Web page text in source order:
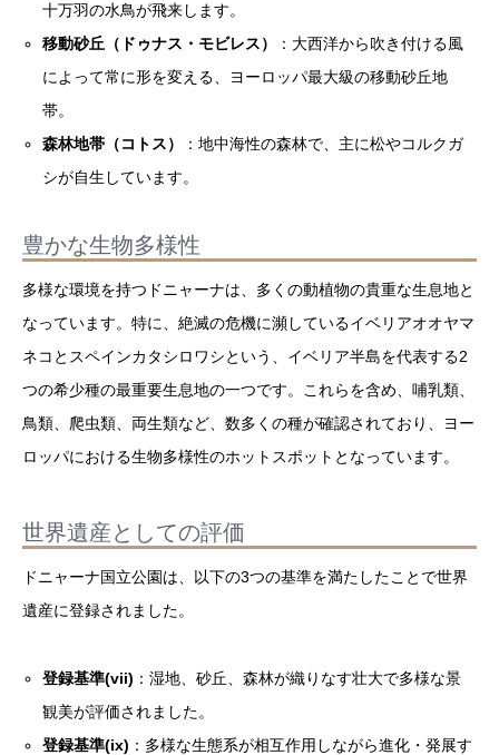
十万羽の水鳥が飛来します。
移動砂丘（ドゥナス・モビレス）
：大西洋から吹き付ける風
によって常に形を変える、ヨーロッパ最大級の移動砂丘地
帯。
森林地帯（コトス）
：地中海性の森林で、主に松やコルクガ
シが自生しています。
豊かな生物多様性
多様な環境を持つドニャーナは、多くの動植物の貴重な生息地と
なっています。特に、絶滅の危機に瀕しているイベリアオオヤマ
ネコとスペインカタシロワシという、イベリア半島を代表する2
つの希少種の最重要生息地の一つです。これらを含め、哺乳類、
鳥類、爬虫類、両生類など、数多くの種が確認されており、ヨー
ロッパにおける生物多様性のホットスポットとなっています。
世界遺産としての評価
ドニャーナ国立公園は、以下の3つの基準を満たしたことで世界
遺産に登録されました。
登録基準(vii) ：湿地、砂丘、森林が織りなす壮大で多様な景
観美が評価されました。
登録基準(ix) ：多様な生態系が相互作用しながら進化・発展す